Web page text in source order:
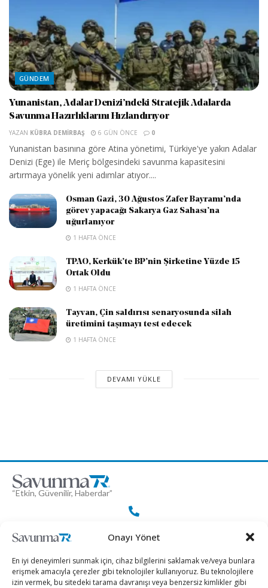
Onayı Yönet
En iyi deneyimleri sunmak için, cihaz bilgilerini saklamak ve/veya bunlara
erişmek amacıyla çerezler gibi teknolojiler kullanıyoruz. Bu teknolojilere
izin vermek, bu sitedeki tarama davranışı veya benzersiz kimlikler gibi
GÜNDEM
Yunanistan, Adalar Denizi’ndeki Stratejik Adalarda
Savunma Hazırlıklarını Hızlandırıyor
YAZAN KÜBRA DEMIRBAŞ 6 GÜN ÖNCE 0
Yunanistan basınına göre Atina yönetimi, Türkiye'ye yakın Adalar
Denizi (Ege) ile Meriç bölgesindeki savunma kapasitesini
artırmaya yönelik yeni adımlar atıyor....
Osman Gazi, 30 Ağustos Zafer Bayramı’nda
görev yapacağı Sakarya Gaz Sahası’na
uğurlanıyor
1 HAFTA ÖNCE
TPAO, Kerkük’te BP’nin Şirketine Yüzde 15
Ortak Oldu
1 HAFTA ÖNCE
Tayvan, Çin saldırısı senaryosunda silah
üretimini taşımayı test edecek
1 HAFTA ÖNCE
DEVAMI YÜKLE
“Etkin, Güvenilir, Haberdar”
+90 530 308 17 96
iletisim@savunmatr.com